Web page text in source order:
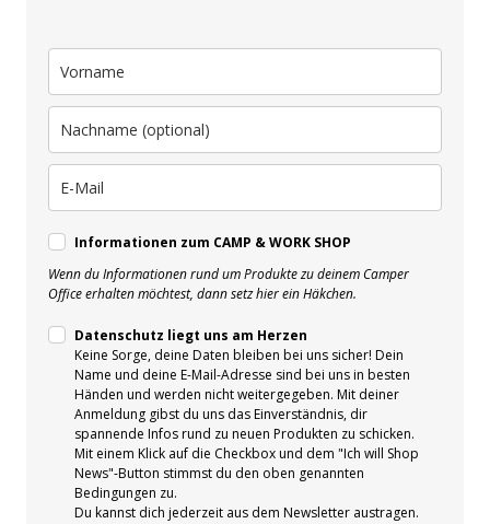
Informationen zum CAMP & WORK SHOP
Wenn du Informationen rund um Produkte zu deinem Camper
Office erhalten möchtest, dann setz hier ein Häkchen.
Datenschutz liegt uns am Herzen
Keine Sorge, deine Daten bleiben bei uns sicher! Dein
Name und deine E-Mail-Adresse sind bei uns in besten
Händen und werden nicht weitergegeben. Mit deiner
Anmeldung gibst du uns das Einverständnis, dir
spannende Infos rund zu neuen Produkten zu schicken.
Mit einem Klick auf die Checkbox und dem "Ich will Shop
News"-Button stimmst du den oben genannten
Bedingungen zu.
Du kannst dich jederzeit aus dem Newsletter austragen.